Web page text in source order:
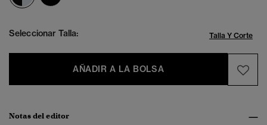
Seleccionar Talla: Talla Y Corte
AÑADIR A LA BOLSA
Notas del editor